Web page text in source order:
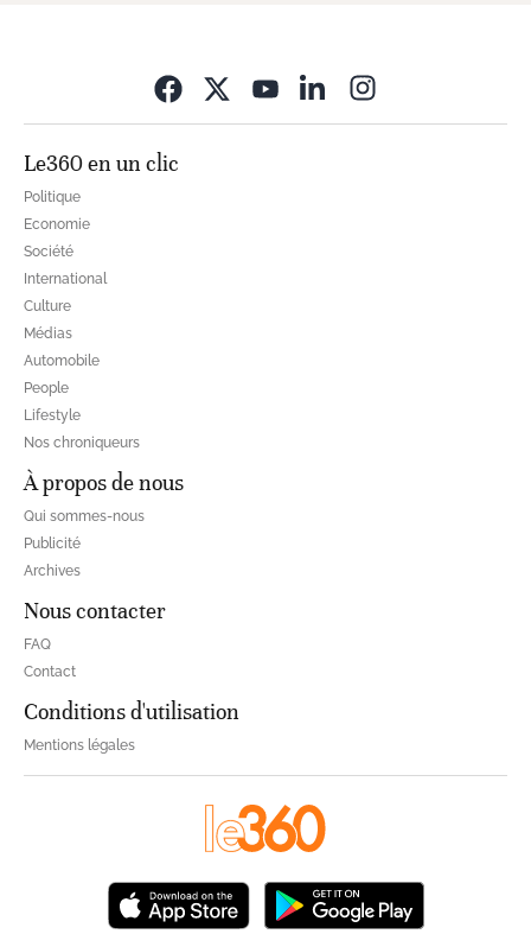
Le360 en un clic
Politique
Economie
Société
International
Culture
Médias
Automobile
People
Lifestyle
Nos chroniqueurs
À propos de nous
Qui sommes-nous
Publicité
Archives
Nous contacter
FAQ
Contact
Conditions d'utilisation
Mentions légales